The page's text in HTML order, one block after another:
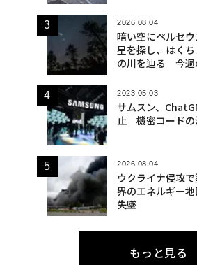
2026.08.04
暗い空にペルセ
星を探し、はく
の川を辿る 今週
2023.05.03
サムスン、
止 機密コードの
2026.08.04
ウクライナ侵攻
界のエネルギー
失墜
もっと見る